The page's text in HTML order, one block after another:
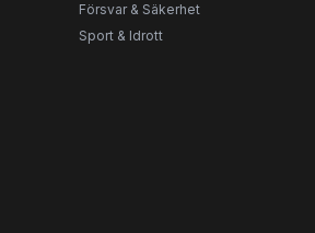
Försvar & Säkerhet
Sport & Idrott